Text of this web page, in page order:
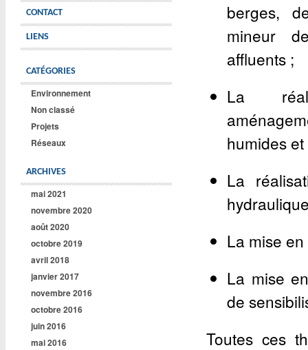
CONTACT
LIENS
CATÉGORIES
Environnement
Non classé
Projets
Réseaux
ARCHIVES
mai 2021
novembre 2020
août 2020
octobre 2019
avril 2018
janvier 2017
novembre 2016
octobre 2016
juin 2016
mai 2016
berges,
mineur
affluents ;
La
humides
La
La mise
La mise
de
Toutes ces